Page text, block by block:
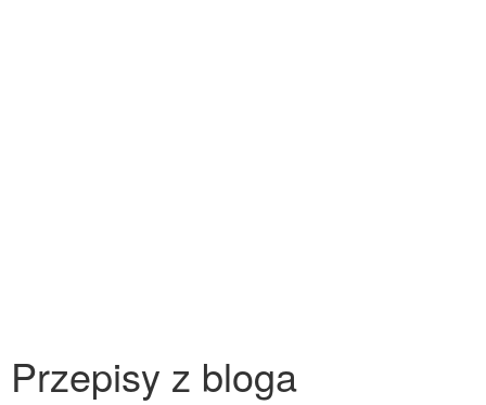
Przepisy z bloga